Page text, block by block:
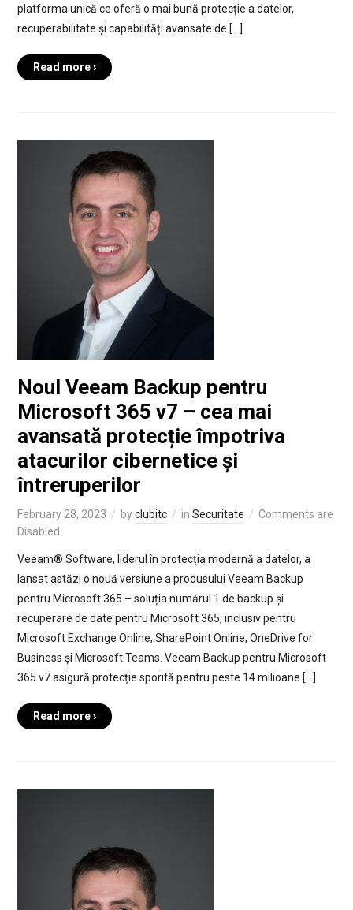
platforma unică ce oferă o mai bună protecție a datelor,
recuperabilitate și capabilități avansate de […]
Read more ›
Noul Veeam Backup pentru
Microsoft 365 v7 – cea mai
avansată protecție împotriva
atacurilor cibernetice și
întreruperilor
February 28, 2023 byclubitc in Securitate
Comments are
Disabled
Veeam® Software, liderul în protecția modernă a datelor, a
lansat astăzi o nouă versiune a produsului Veeam Backup
pentru Microsoft 365 – soluția numărul 1 de backup și
recuperare de date pentru Microsoft 365, inclusiv pentru
Microsoft Exchange Online, SharePoint Online, OneDrive for
Business și Microsoft Teams. Veeam Backup pentru Microsoft
365 v7 asigură protecție sporită pentru peste 14 milioane […]
Read more ›